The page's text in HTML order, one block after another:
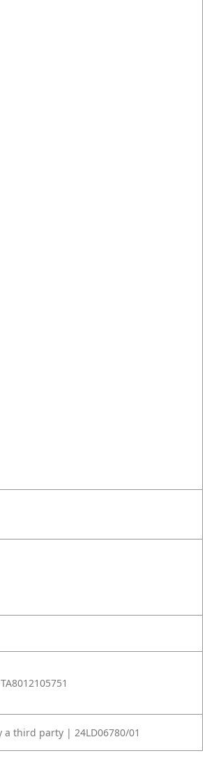
third party | 24LD06780/01